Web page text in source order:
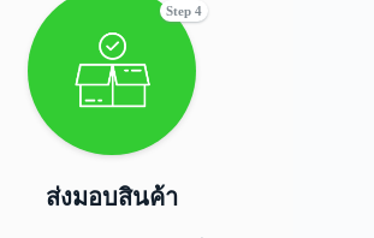
ส่งมอบสินค้า
Step 4